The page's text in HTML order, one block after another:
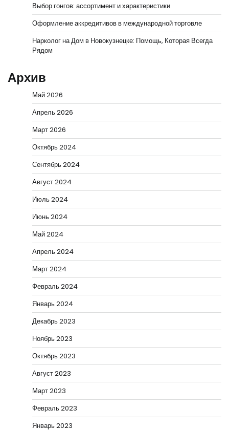
Выбор гонгов: ассортимент и характеристики
Оформление аккредитивов в международной торговле
Нарколог на Дом в Новокузнецке: Помощь, Которая Всегда
Рядом
Архив
Май 2026
Апрель 2026
Март 2026
Октябрь 2024
Сентябрь 2024
Август 2024
Июль 2024
Июнь 2024
Май 2024
Апрель 2024
Март 2024
Февраль 2024
Январь 2024
Декабрь 2023
Ноябрь 2023
Октябрь 2023
Август 2023
Март 2023
Февраль 2023
Январь 2023